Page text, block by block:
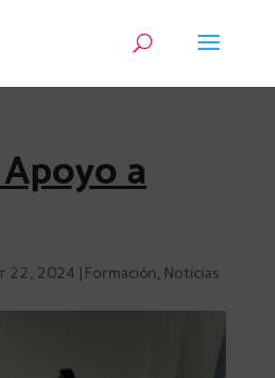
a
22, 2024 | Formación, Noticias